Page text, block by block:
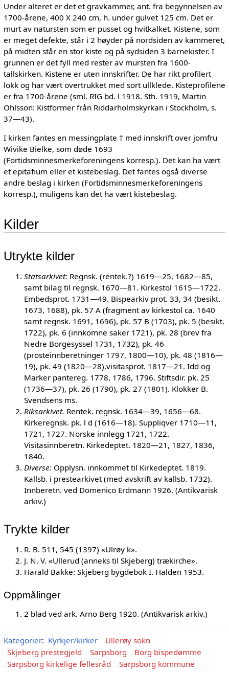
Under alteret er det et gravkammer, ant. fra begynnelsen av
1700-årene, 400 X 240 cm, h. under gulvet 125 cm. Det er
murt av natursten som er pusset og hvitkalket. Kistene, som
er meget defekte, står i 2 høyder på nordsiden av kammeret,
på midten står en stor kiste og på sydsiden 3 barnekister. I
grunnen er det fyll med rester av mursten fra 1600-
tallskirken. Kistene er uten innskrifter. De har rikt profilert
lokk og har vært overtrukket med sort ullklede. Kisteprofilene
er fra 1700-årene (sml. RIG bd. l 1918. Sth. 1919, Martin
Ohlsson: Kistformer från Riddarholmskyrkan i Stockholm, s.
37—43).
I kirken fantes en messingplate † med innskrift over jomfru
Wivike Bielke, som døde 1693
(Fortidsminnesmerkeforeningens korresp.). Det kan ha vært
et epitafium eller et kistebeslag. Det fantes også diverse
andre beslag i kirken (Fortidsminnesmerkeforeningens
korresp.), muligens kan det ha vært kistebeslag.
Kilder
Utrykte kilder
Statsarkivet:Regnsk. (rentek.?) 1619—25, 1682—85,
samt bilag til regnsk. 1670—81. Kirkestol 1615—1722.
Embedsprot. 1731—49. Bispearkiv prot. 33, 34 (besikt.
1673, 1688), pk. 57 A (fragment av kirkestol ca. 1640
samt regnsk. 1691, 1696), pk. 57 B (1703), pk. 5 (besikt.
1722), pk. 6 (innkomne saker 1721), pk. 28 (brev fra
Nedre Borgesyssel 1731, 1732), pk. 46
(prosteinnberetninger 1797, 1800—10), pk. 48 (1816—
19), pk. 49 (1820—28),visitasprot. 1817—21. Idd og
Marker pantereg. 1778, 1786, 1796. Stiftsdir. pk. 25
(1736—37), pk. 26 (1790), pk. 27 (1801). Klokker B.
Svendsens ms.
Riksarkivet. Rentek. regnsk. 1634—39, 1656—68.
Kirkeregnsk. pk. l d (1616—18). Suppliqver 1710—11,
1721, 1727. Norske innlegg 1721, 1722.
Visitasinnberetn. Kirkedeptet. 1820—21, 1827, 1836,
1840.
Diverse:Opplysn. innkommet til Kirkedeptet. 1819.
Kallsb. i prestearkivet (med avskrift av kallsb. 1732).
Innberetn. ved Domenico Erdmann 1926. (Antikvarisk
arkiv.)
Trykte kilder
R. B. 511, 545 (1397) «Ulrøy k».
J. N. V. «Ullerud (anneks til Skjeberg) trækirche».
Harald Bakke: Skjeberg bygdebok I. Halden 1953.
Oppmålinger
2 blad ved ark. Arno Berg 1920. (Antikvarisk arkiv.)
Kategorier: Kyrkjer/kirker
Ullerøy sokn
Skjeberg prestegjeld
Sarpsborg
Borg bispedømme
Sarpsborg kirkelige fellesråd
Sarpsborg kommune